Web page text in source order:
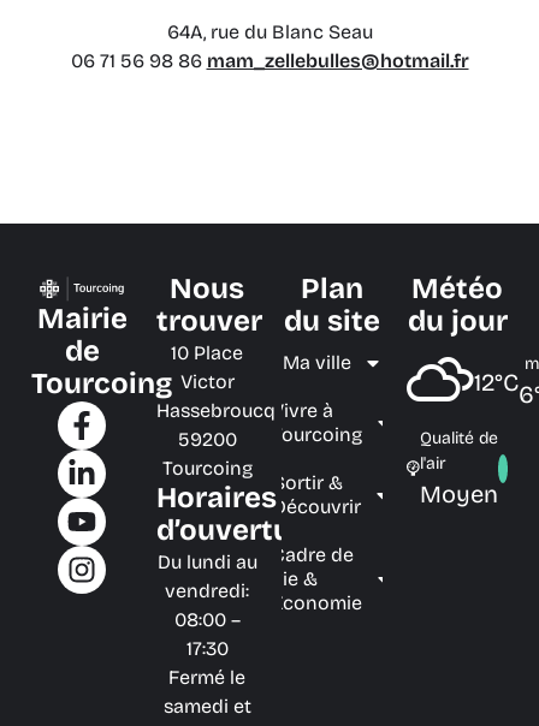
64A, rue du Blanc Seau
06 71 56 98 86 mam_zellebulles@hotmail.fr
Mairie
de
Tourcoing
Nous
trouver
10 Place
Victor
Hassebroucq
59200
Tourcoing
Horaires
d’ouverture
Du lundi au
vendredi:
08:00 –
17:30
Fermé le
samedi et
Plan
du site
Ma ville
Vivre à
Tourcoing
Sortir &
Découvrir
Cadre de
vie &
Économie
Météo
du jour
12°C
Qualité de
l'air
Moyen